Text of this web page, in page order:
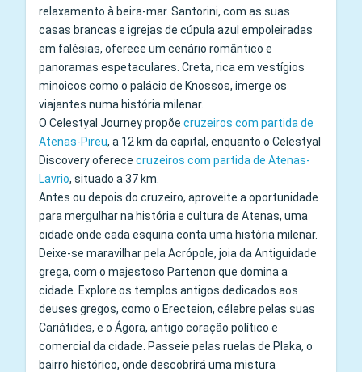
relaxamento à beira-mar. Santorini, com as suas
casas brancas e igrejas de cúpula azul empoleiradas
em falésias, oferece um cenário romântico e
panoramas espetaculares. Creta, rica em vestígios
minoicos como o palácio de Knossos, imerge os
viajantes numa história milenar.
O Celestyal Journey propõe cruzeiros com partida de
Atenas-Pireu, a 12 km da capital, enquanto o Celestyal
Discovery oferece cruzeiros com partida de Atenas-
Lavrio, situado a 37 km.
Antes ou depois do cruzeiro, aproveite a oportunidade
para mergulhar na história e cultura de Atenas, uma
cidade onde cada esquina conta uma história milenar.
Deixe-se maravilhar pela Acrópole, joia da Antiguidade
grega, com o majestoso Partenon que domina a
cidade. Explore os templos antigos dedicados aos
deuses gregos, como o Erecteion, célebre pelas suas
Cariátides, e o Ágora, antigo coração político e
comercial da cidade. Passeie pelas ruelas de Plaka, o
bairro histórico, onde descobrirá uma mistura